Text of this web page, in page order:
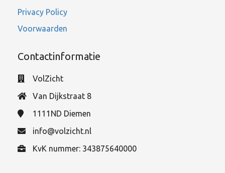
Privacy Policy
Voorwaarden
Contactinformatie
VolZicht
Van Dijkstraat 8
1111ND Diemen
info@volzicht.nl
KvK nummer: 343875640000